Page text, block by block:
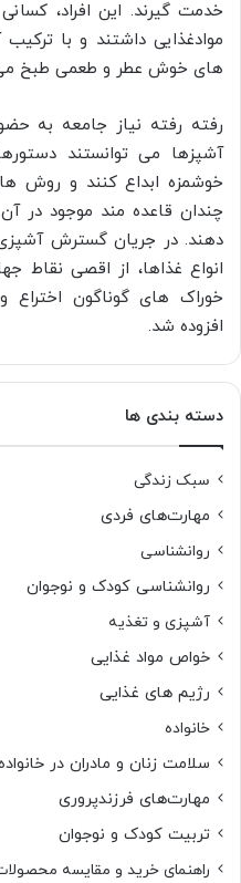
خدمت گیرند. این افراد،
موادغذایی داشتند و با
های خوش عطر و طعمی طبخ می
رفته رفته نیاز جامعه به
آشپزها می توانستند
خوشمزه ابداع کنند و روش
چندان قاعده مند موجود در
دهند. در جریان گسترش
انواع غذاها، از اقصی نقاط
خوراک های گوناگون اختراع
افزوده شد.
دسته بندی ها
سبک زندگی
مهارت‌های فردی
روانشناسی
روانشناسی کودک و نوجوان
آشپزی و تغذیه
خواص مواد غذایی
رژیم های غذایی
خانواده
سلامت زنان و مادران در
مهارت‌های فرزندپروری
تربیت کودک و نوجوان
راهنمای خرید و مقایسه